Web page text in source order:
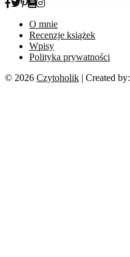
O mnie
Recenzje książek
Wpisy
Polityka prywatności
© 2026 Czytoholik | Created by: